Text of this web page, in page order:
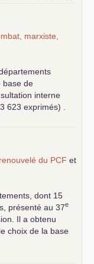
marxiste,
base de
interne
623 exprimés) .
du PCF et
dont 15
présenté au 37e
Il a obtenu
choix de la base